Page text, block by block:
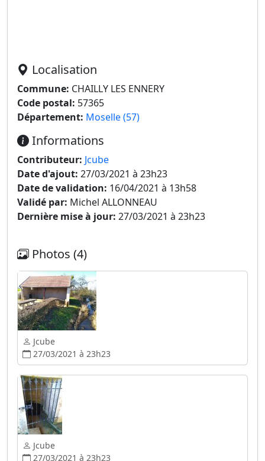
Localisation
Commune: CHAILLY LES ENNERY
Code postal: 57365
Département: Moselle (57)
Informations
Contributeur: Jcube
Date d'ajout: 27/03/2021 à 23h23
Date de validation: 16/04/2021 à 13h58
Validé par: Michel ALLONNEAU
Dernière mise à jour: 27/03/2021 à 23h23
Photos (4)
Jcube
27/03/2021 à 23h23
Jcube
27/03/2021 à 23h23